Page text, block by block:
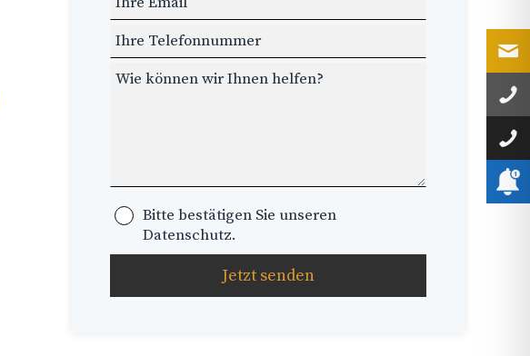
Feld
leer
Bitte bestätigen Sie unseren
Datenschutz.
Jetzt senden